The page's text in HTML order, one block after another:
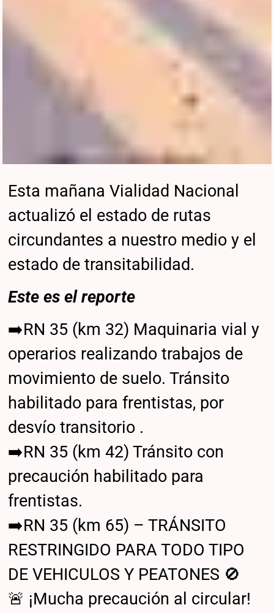
Esta mañana Vialidad Nacional
actualizó el estado de rutas
circundantes a nuestro medio y el
estado de transitabilidad.
Este es el reporte
➡️RN 35 (km 32) Maquinaria vial y
operarios realizando trabajos de
movimiento de suelo. Tránsito
habilitado para frentistas, por
desvío transitorio .
➡️RN 35 (km 42) Tránsito con
precaución habilitado para
frentistas.
➡️RN 35 (km 65) – TRÁNSITO
RESTRINGIDO PARA TODO TIPO
DE VEHICULOS Y PEATONES 🚫
🚨 ¡Mucha precaución al circular!